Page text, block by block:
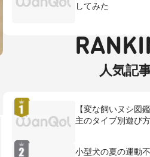
してみた
人気記
【変な飼いヌシ図
主のタイプ別遊び
小型犬の夏の運動